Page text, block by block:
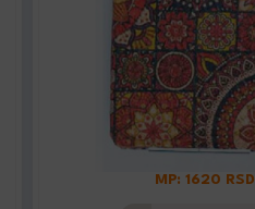
MP: 1620 RSD